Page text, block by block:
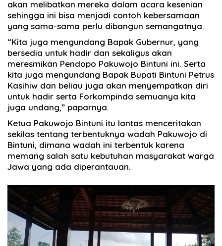
akan melibatkan mereka dalam acara kesenian
sehingga ini bisa menjadi contoh kebersamaan
yang sama-sama perlu dibangun semangatnya.
“Kita juga mengundang Bapak Gubernur, yang
bersedia untuk hadir dan sekaligus akan
meresmikan Pendopo Pakuwojo Bintuni ini. Serta
kita juga mengundang Bapak Bupati Bintuni Petrus
Kasihiw dan beliau juga akan menyempatkan diri
untuk hadir serta Forkompinda semuanya kita
juga undang,” paparnya.
Ketua Pakuwojo Bintuni itu lantas menceritakan
sekilas tentang terbentuknya wadah Pakuwojo di
Bintuni, dimana wadah ini terbentuk karena
memang salah satu kebutuhan masyarakat warga
Jawa yang ada diperantauan.